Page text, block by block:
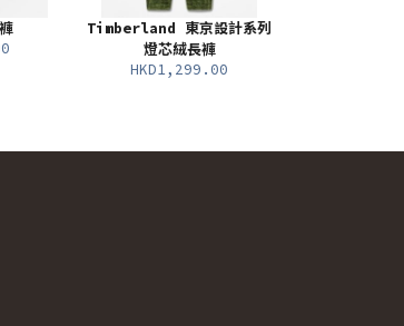
Timberland 東京設計系列
燈芯絨長褲
HKD1,299.00